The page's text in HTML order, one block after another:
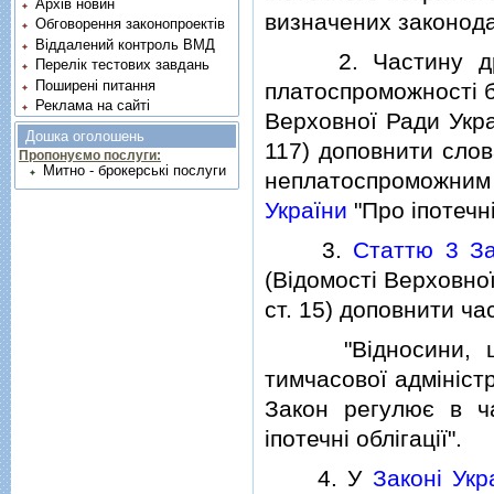
визначених
2. Частину
платоспроможностi
Верховної Ради
117) доповнити
України "Про
3. Статтю 3
(Вiдомостi
ст. 15) доповнити
"Вiдносини, що
тимчасової
Закон регулює в
iпотечнi облiгацiї".
4. У Законi
Архів новин
Обговорення законопроектів
Віддалений контроль ВМД
Перелік тестових завдань
Поширені питання
Реклама на сайті
Дошка оголошень
Пропонуємо послуги:
Митно - брокерські послуги